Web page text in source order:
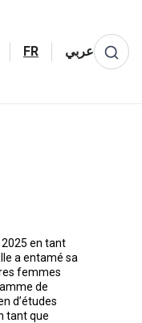
FR عربي
2025 en tant
a entamé sa
femmes
de
d’études
tant que